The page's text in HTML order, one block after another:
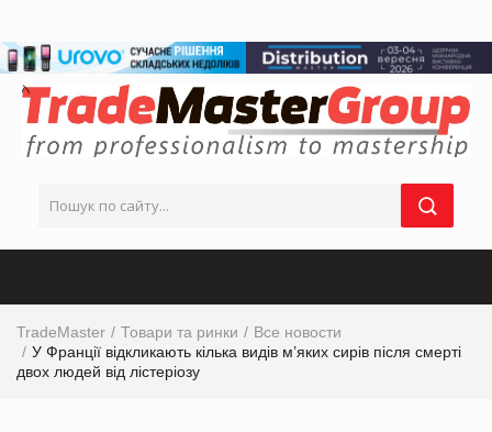
TradeMaster Товари та ринки
Все новости
У Франції відкликають кілька видів м’яких сирів після смерті
двох людей від лістеріозу